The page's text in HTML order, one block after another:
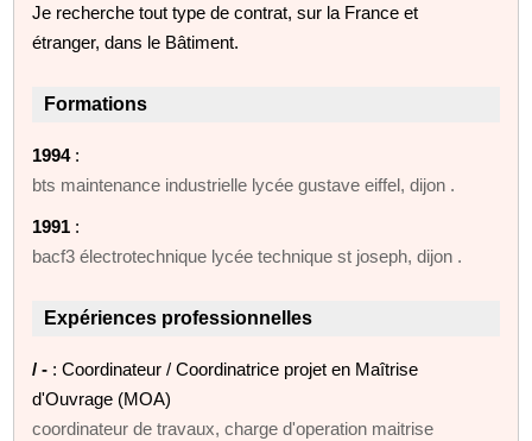
Je recherche tout type de contrat, sur la France et
étranger, dans le Bâtiment.
Formations
1994:
bts maintenance industrielle lycée gustave eiffel, dijon .
1991 :
bacf3 électrotechnique lycée technique st joseph, dijon .
Expériences professionnelles
/ - : Coordinateur / Coordinatrice projet en Maîtrise
d'Ouvrage (MOA)
coordinateur de travaux, charge d'operation maitrise